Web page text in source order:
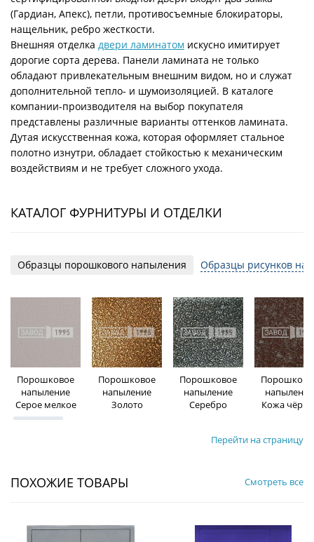
(Гардиан, Апекс), петли, противосъемные блокираторы,
нащельник, ребро жесткости.
Внешняя отделка двери ламинатом искусно имитирует
дорогие сорта дерева. Панели ламината не только
обладают привлекательным внешним видом, но и служат
дополнительной тепло- и шумоизоляцией. В каталоге
компании-производителя на выбор покупателя
представлены различные варианты оттенков ламината.
Дутая искусственная кожа, которая оформляет стальное
полотно изнутри, обладает стойкостью к механическим
воздействиям и не требует сложного ухода.
КАТАЛОГ ФУРНИТУРЫ И ОТДЕЛКИ
Образцы порошкового напыления Образцы рисунков на
Порошковое
напыление
Серое мелкое
Порошковое
напыление
Золото
Порошковое
напыление
Серебро
напыление
Кожа
Перейти на страницу
ПОХОЖИЕ ТОВАРЫ Смотреть все